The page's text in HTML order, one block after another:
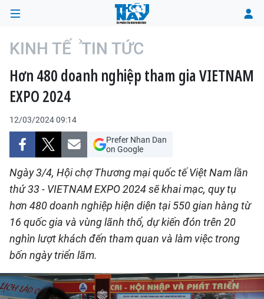
TRANG CHỦ
CHÍNH TRỊ
XÃ HỘI
KINH TẾ
ĐÔ THỊ
VĂN HÓA - VĂN NGHỆ
QUỐC TẾ
KINH TẾ TIN TỨC
Hơn 480 doanh nghiệp tham gia VIETNAM
EXPO 2024
12/03/2024 09:14
Prefer Nhan Dan
on Google
Ngày 3/4, Hội chợ Thương mại quốc tế Việt Nam lần
thứ 33 - VIETNAM EXPO 2024 sẽ khai mạc, quy tụ
hơn 480 doanh nghiệp hiện diện tại 550 gian hàng từ
16 quốc gia và vùng lãnh thổ, dự kiến đón trên 20
nghìn lượt khách đến tham quan và làm việc trong
bốn ngày triển lãm.